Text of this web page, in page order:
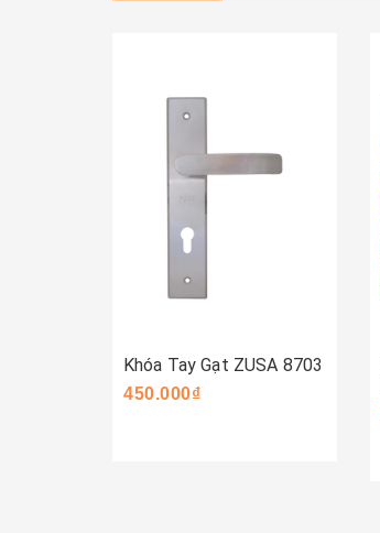
Khóa Tay Gạt ZUSA 8703
450.000₫
Mua ngay